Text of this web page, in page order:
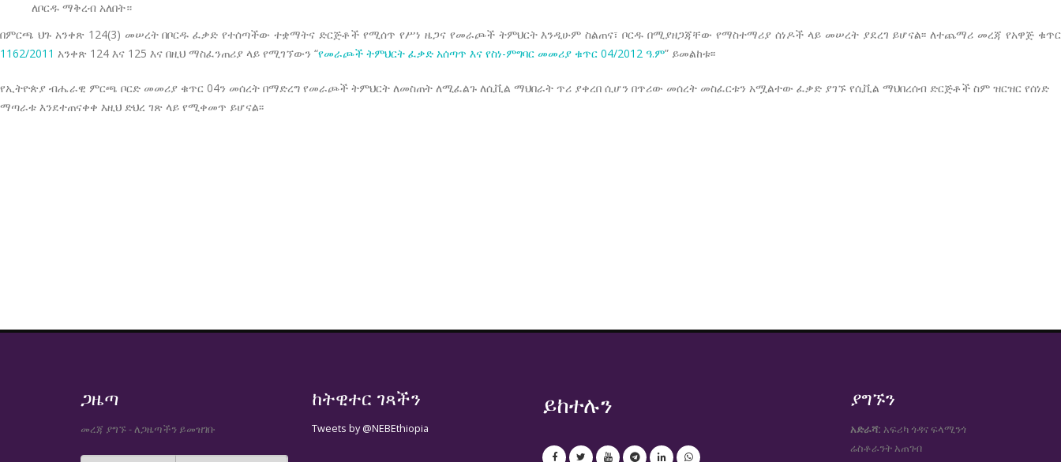
ለቦርዱ ማቅረብ አለበት።
በምርጫ ህጉ አንቀጽ 124(3) መሠረት በቦርዱ ፈቃድ የተሰጣችው ተቋማትና ድርጅቶች የሚሰጥ የሥነ ዜጋና የመራጮች ትምህርት እንዲሁም ስልጠና፣ ቦርዱ በሚያዘጋጃቸው የማስተማሪያ ሰነዶች ላይ መሠረት ያደረገ ይሆናል፡፡ ለተጨማሪ መረጃ የአዋጅ ቁጥር
1162/2011 አንቀጽ 124 እና 125 እና በዚህ ማስፈንጠሪያ ላይ የሚገኘውን “የመራጮች ትምህርት ፈቃድ አሰጣጥ እና የስነ-ምግባር መመሪያ ቁጥር 04/2012 ዓ.ም” ይመልከቱ፡፡
የኢትዮጵያ ብሔራዊ ምርጫ ቦርድ መመሪያ ቁጥር 04ን መሰረት በማድረግ የመራጮች ትምህርት ለመስጠት ለሚፈልጉ ለሲቪል ማህበራት ጥሪ ያቀረበ ሲሆን በጥሪው መሰረት መስፈርቱን አሟልተው ፈቃድ ያገኙ የሲቪል ማህበረሰብ ድርጅቶች ስም ዝርዝር የሰነድ
ማጣራቱ እንደተጠናቀቀ እዚህ ድህረ ገጽ ላይ የሚቀመጥ ይሆናል፡፡
ጋዜጣ
መረጃ ያግኙ - ለጋዜጣችን ይመዝገቡ
ከትዊተር ገጻችን
Tweets by @NEBEthiopia
ይከተሉን ያግኙን
አድራሻ: አፍሪካ ጎዳና ፍላሚንጎ
ሬስቶራንት አጠገብ